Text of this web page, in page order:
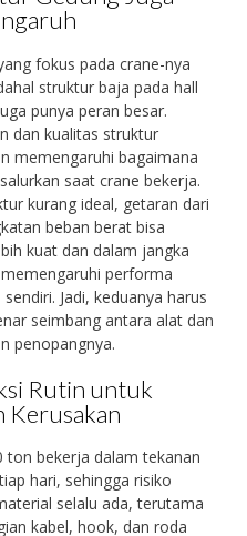
fokus pada crane-nya
struktur baja pada hall
punya peran besar.
dan kualitas struktur
memengaruhi bagaimana
saat crane bekerja.
kurang ideal, getaran dari
beban berat bisa
kuat dan dalam jangka
performa
Jadi, keduanya harus
seimbang antara alat dan
penopangnya.
Rutin untuk
Kerusakan
ton bekerja dalam tekanan
hari, sehingga risiko
selalu ada, terutama
kabel, hook, dan roda